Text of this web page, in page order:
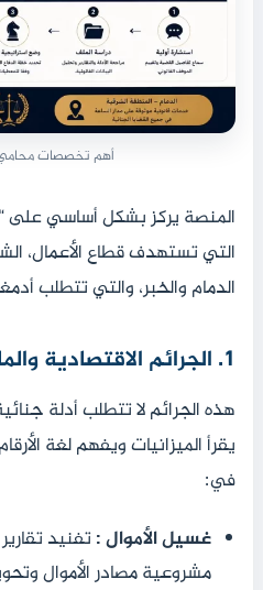
أهم تخصصات
المنصة يركز بشكل أساسي على
التي تستهدف قطاع الأعمال،
الدمام والخبر، والتي تتطلب
1. الجرائم الاقتصادية والمالية
هذه الجرائم لا تتطلب أدلة
يقرأ الميزانيات ويفهم لغة
في:
غسيل الأموال :تفنيد
مشروعية مصادر الأموال